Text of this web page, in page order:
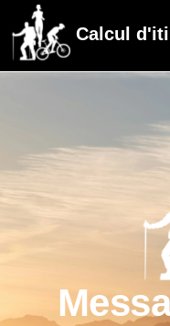
Calcul